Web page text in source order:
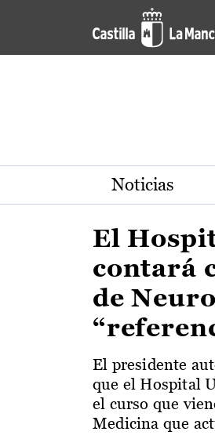
Pasar al contenido principal
Actualidad de la
Noticias
El
contará
de
El presidente
que el Hospital
el curso que
Medicina que